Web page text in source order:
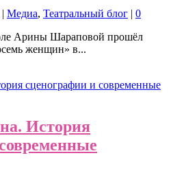
| Медиа, Театральный блог | 0
Арины Шараповой прошёл
женщин» в...
История